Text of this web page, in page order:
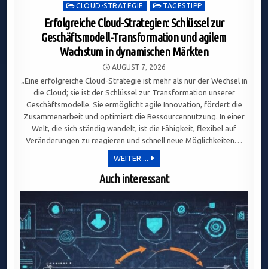
Posted
in
CLOUD-STRATEGIE TAGESTIPP
Erfolgreiche Cloud-Strategien: Schlüssel zur
Geschäftsmodell-Transformation und agilem
Wachstum in dynamischen Märkten
AUGUST 7, 2026
„Eine erfolgreiche Cloud-Strategie ist mehr als nur der Wechsel in
die Cloud; sie ist der Schlüssel zur Transformation unserer
Geschäftsmodelle. Sie ermöglicht agile Innovation, fördert die
Zusammenarbeit und optimiert die Ressourcennutzung. In einer
Welt, die sich ständig wandelt, ist die Fähigkeit, flexibel auf
Veränderungen zu reagieren und schnell neue Möglichkeiten…
WEITER ... ERFOLGREICHE
CLOUD-
STRATEGIEN:
SCHLÜSSEL
TRANSFORMATION
UND
AGILEM
WACHSTUM
IN
DYNAMISCHEN
MÄRKTEN
Auch interessant